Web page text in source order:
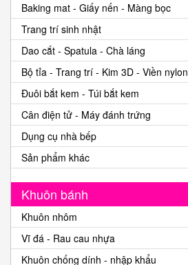
Baking mat - Giấy nến - Màng bọc
Trang trí sinh nhật
Dao cắt - Spatula - Chà láng
Bộ tỉa - Trang trí - Kim 3D - Viền nylon
Đuôi bắt kem - Túi bắt kem
Cân điện tử - Máy đánh trứng
Dụng cụ nhà bếp
Sản phẩm khác
Khuôn bánh
Khuôn nhôm
Vĩ đá - Rau cau nhựa
Khuôn chống dính - nhập khẩu